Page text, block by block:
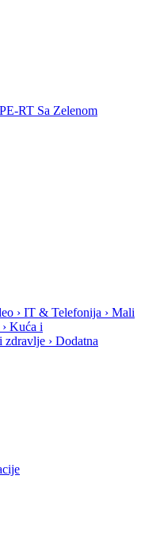
RT Sa Zelenom
› IT & Telefonija › Mali
› Kuća i
zdravlje › Dodatna